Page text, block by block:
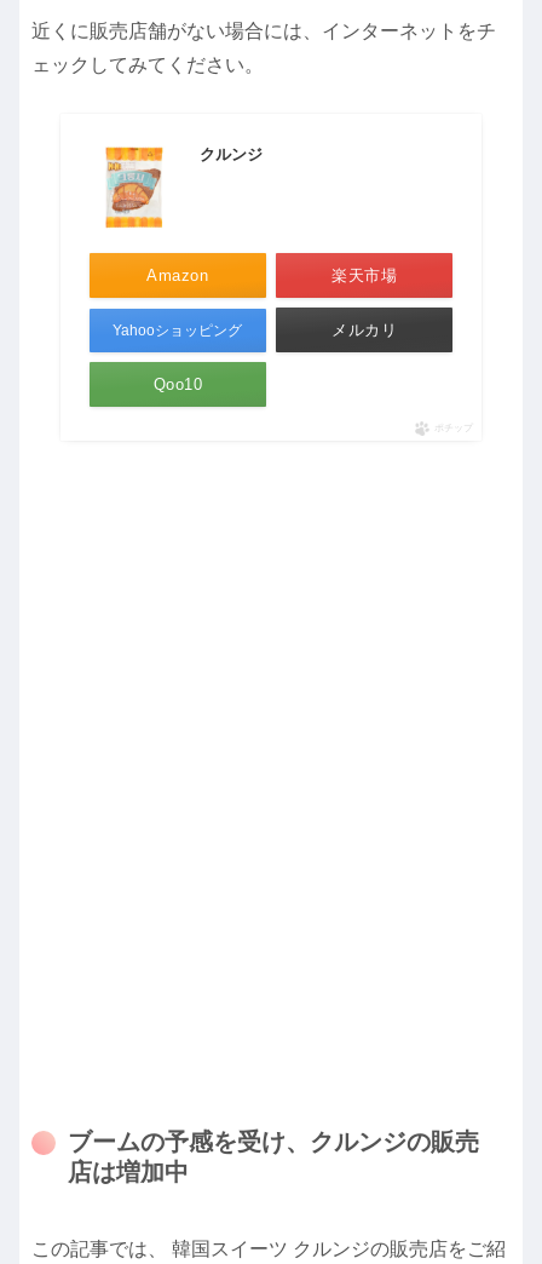
近くに販売店舗がない場合には、インターネットをチ
ェックしてみてください。
クルンジ
Amazon 楽天市場
Yahooショッピング メルカリ
Qoo10
ポチップ
ブームの予感を受け、クルンジの販売
店は増加中
この記事では、 韓国スイーツ クルンジの販売店をご紹